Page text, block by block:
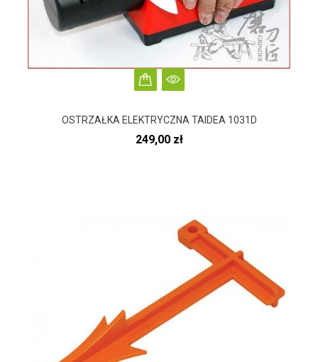
OSTRZAŁKA ELEKTRYCZNA TAIDEA 1031D
Cena
249,00 zł